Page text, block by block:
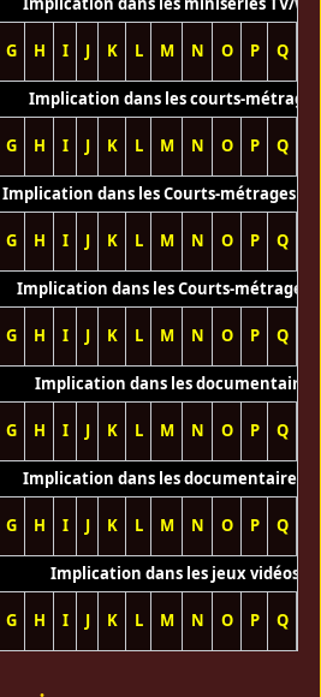
G H I J K L M N O P Q
Implication dans les courts-métrages
G H I J K L M N O P Q
Implication dans les Courts-métrages
G H I J K L M N O P Q
Implication dans les Courts-métrages
G H I J K L M N O P Q
Implication dans les documentaires
G H I J K L M N O P Q
Implication dans les documentaires
G H I J K L M N O P Q
Implication dans les jeux vidéos
G H I J K L M N O P Q